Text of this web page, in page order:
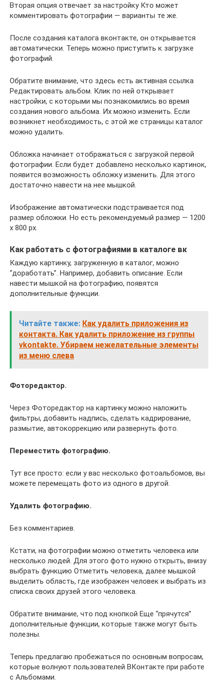
Вторая опция отвечает за настройку Кто может
комментировать фотографии — варианты те же.
После создания каталога вконтакте, он открывается
автоматически. Теперь можно приступить к загрузке
фотографий.
Обратите внимание, что здесь есть активная ссылка
Редактировать альбом. Клик по ней открывает
настройки, с которыми мы познакомились во время
создания нового альбома. Их можно изменить. Если
возникнет необходимость, с этой же страницы каталог
можно удалить.
Обложка начинает отображаться с загрузкой первой
фотографии. Если будет добавлено несколько картинок,
появится возможность обложку изменить. Для этого
достаточно навести на нее мышкой.
Изображение автоматически подстраивается под
размер обложки. Но есть рекомендуемый размер — 1200
х 800 рх.
Как работать с фотографиями в каталоге вк
Каждую картинку, загруженную в каталог, можно
“доработать”. Например, добавить описание. Если
навести мышкой на фотографию, появятся
дополнительные функции.
Читайте также: Как удалить приложения из
контакта. Как удалить приложение из группы
vkontakte. Убираем нежелательные элементы
из меню слева
Фоторедактор.
Через Фоторедактор на картинку можно наложить
фильтры, добавить надпись, сделать кадрирование,
размытие, автокоррекцию или развернуть фото.
Переместить фотографию.
Тут все просто: если у вас несколько фотоальбомов, вы
можете перемещать фото из одного в другой.
Удалить фотографию.
Без комментариев.
Кстати, на фотографии можно отметить человека или
несколько людей. Для этого фото нужно открыть, внизу
выбрать функцию Отметить человека, далее мышкой
выделить область, где изображен человек и выбрать из
списка своих друзей этого человека.
Обратите внимание, что под кнопкой Еще “прячутся”
дополнительные функции, которые также могут быть
полезны.
Теперь предлагаю пробежаться по основным вопросам,
которые волнуют пользователей ВКонтакте при работе
с Альбомами.